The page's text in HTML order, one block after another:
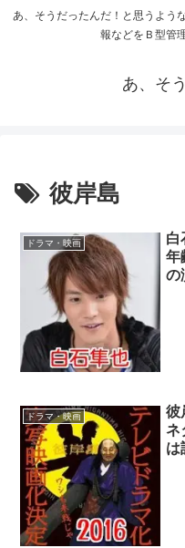
あ、そうだったんだ！と思うよう
報などをＢ型管
あ、そ
彼岸島
ドラマ・映画
白
年
の
ドラマ・映画
彼
ネ
は